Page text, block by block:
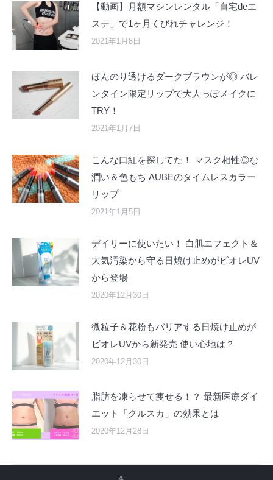
【動画】月額マシンレンタル「自宅deエ
ステ」で1ヶ月くびれチャレンジ！
2021年1月8日
ほんのり透けるダークブラウンが◎ バレ
ンタイン限定リップで大人っぽメイクに
TRY！
2021年1月7日
こんな口紅を探してた！ マスク相性◎な
潤い＆色もち AUBEのタイムレスカラー
リップ
2021年1月5日
デイリーに使いたい！ 白肌エフェクト＆
大気汚染から守る日焼け止めがビオレUV
から登場
2020年12月30日
微粒子＆花粉もバリアする日焼け止めが
ビオレUVから新発売 使い心地は？
2020年12月30日
脂肪を凍らせて痩せる！？ 最新医療ダイ
エット「クルスカ」の効果とは
2020年12月28日